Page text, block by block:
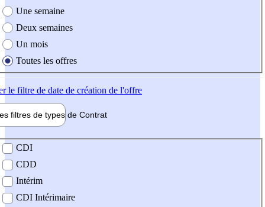
Une semaine
Deux semaines
Un mois
Toutes les offres
le filtre de date de création de l'offre
filtres de types de Contrat
contrat
CDI
CDD
Intérim
CDI Intérimaire